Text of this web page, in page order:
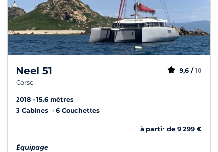
Neel 51
Corse
9,6 / 10
2018
15.6 mètres
3 Cabines
6 Couchettes
à partir de 9 299 €
Équipage